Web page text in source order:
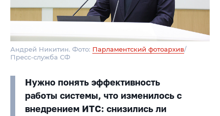
Андрей Никитин. Фото: Парламентский фотоархив/
Пресс-служба СФ
Нужно понять эффективность
работы системы, что изменилось с
внедрением ИТС: снизились ли